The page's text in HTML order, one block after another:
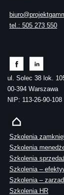
tel.: 505 273 550
ul. Solec 38 lok.
00-394 Warszawa
NIP: 113-26-90-108
Szkolenia
Szkolenia
Szkolenia
Szkolenia –
Szkolenia –
Szkolenia HR